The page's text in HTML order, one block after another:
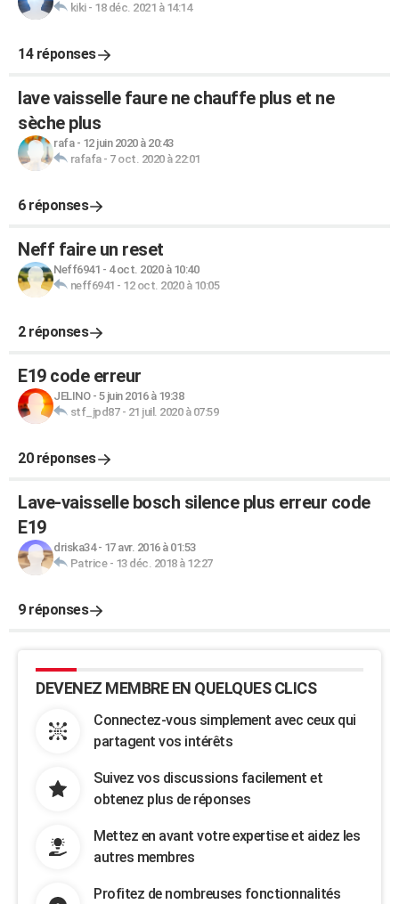
kiki- 18 déc. 2021 à 14:14
14 réponses
lave vaisselle faure ne chauffe plus et ne
sèche plus
rafa- 12 juin 2020 à 20:43
rafafa- 7 oct. 2020 à 22:01
6 réponses
Neff faire un reset
Neff6941 - 4 oct. 2020 à 10:40
neff6941 - 12 oct. 2020 à 10:05
2 réponses
E19 code erreur
JELINO- 5 juin 2016 à 19:38
stf_jpd87- 21 juil. 2020 à 07:59
20 réponses
Lave-vaisselle bosch silence plus erreur code
E19
driska34- 17 avr. 2016 à 01:53
Patrice- 13 déc. 2018 à 12:27
9 réponses
DEVENEZ MEMBRE EN QUELQUES CLICS
Connectez-vous simplement avec ceux qui
partagent vos intérêts
Suivez vos discussions facilement et
obtenez plus de réponses
Mettez en avant votre expertise et aidez les
autres membres
Profitez de nombreuses fonctionnalités